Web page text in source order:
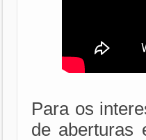
Para os
de aberturas